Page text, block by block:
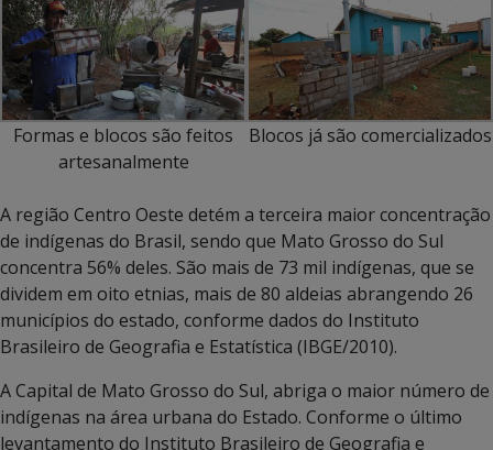
Formas e blocos são feitos
artesanalmente
Blocos já são comercializados
A região Centro Oeste detém a terceira maior concentração
de indígenas do Brasil, sendo que Mato Grosso do Sul
concentra 56% deles. São mais de 73 mil indígenas, que se
dividem em oito etnias, mais de 80 aldeias abrangendo 26
municípios do estado, conforme dados do Instituto
Brasileiro de Geografia e Estatística (IBGE/2010).
A Capital de Mato Grosso do Sul, abriga o maior número de
indígenas na área urbana do Estado. Conforme o último
levantamento do Instituto Brasileiro de Geografia e